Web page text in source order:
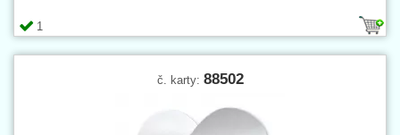
1
č. karty: 88502